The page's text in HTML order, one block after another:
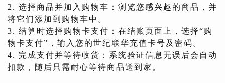
2. 选择商品并加入购物车：浏览您感兴趣的商品，并
将它们添加到购物车中。
3. 结算时选择购物卡支付：在结账页面上，选择“购
物卡支付”，输入您的世纪联华充值卡号及密码。
4. 完成支付并等待收货：系统验证信息无误后会自动
扣款，随后只需耐心等待商品送到家。